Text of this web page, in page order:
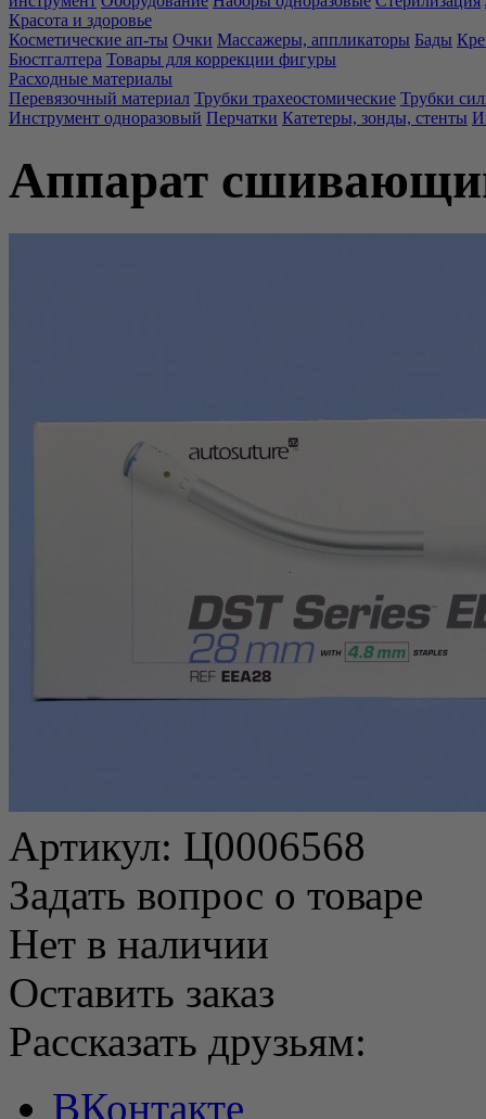
Красота и здоровье
Косметические ап-ты Очки Массажеры, аппликаторы Бады
Бюстгалтера Товары для коррекции фигуры
Расходные материалы
Перевязочный материал Трубки трахеостомические Трубки
Инструмент одноразовый Перчатки Катетеры, зонды, стенты
Аппарат
Артикул: Ц0006568
Задать вопрос о товаре
Нет в наличии
Оставить заказ
Рассказать друзьям:
ВКонтакте